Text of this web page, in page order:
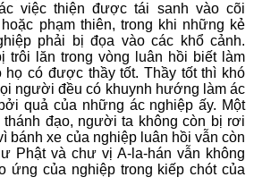
việc thiện được tái sanh vào cõi
phạm thiên, trong khi những kẻ
phải bị đọa vào các khổ cảnh.
trôi lăn trong vòng luân hồi biết làm
họ có được thầy tốt. Thầy tốt thì khó
người đều có khuynh hướng làm ác
quả của những ác nghiệp ấy. Một
đạo, người ta không còn bị rơi
bánh xe của nghiệp luân hồi vẫn còn
Phật và chư vị A-la-hán vẫn không
ứng của nghiệp trong kiếp chót của